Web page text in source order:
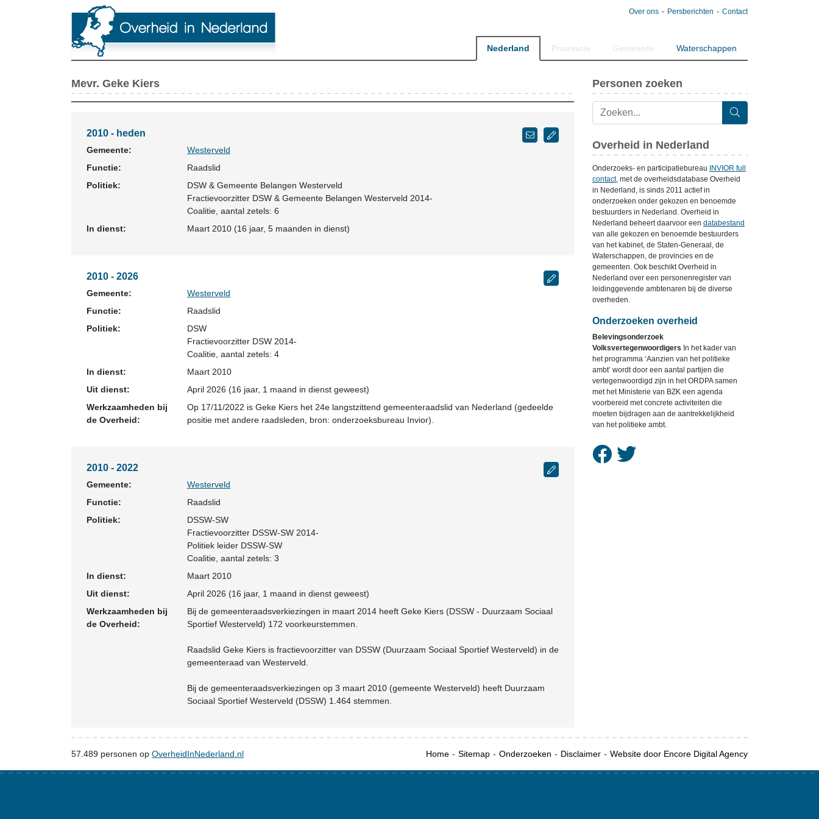
Over ons Persberichten Contact
Nederland Waterschappen
Mevr. Geke Kiers
2010 - heden
Gemeente:
Westerveld
Functie:
Raadslid
Politiek:
DSW & Gemeente Belangen Westerveld
Fractievoorzitter DSW & Gemeente Belangen Westerveld 2014-
Coalitie , aantal zetels: 6
In dienst:
Maart 2010 (16 jaar, 5 maanden in dienst)
2010 - 2026
Gemeente:
Westerveld
Functie:
Raadslid
Politiek:
DSW
Fractievoorzitter DSW 2014-
Coalitie , aantal zetels: 4
In dienst:
Maart 2010
Uit dienst:
April 2026 (16 jaar, 1 maand in dienst geweest)
Werkzaamheden bij
de Overheid:
Op 17/11/2022 is Geke Kiers het 24e langstzittend gemeenteraadslid van Nederland (gedeelde
positie met andere raadsleden, bron: onderzoeksbureau Invior).
2010 - 2022
Gemeente:
Westerveld
Functie:
Raadslid
Politiek:
DSSW-SW
Fractievoorzitter DSSW-SW 2014-
Politiek leider DSSW-SW
Coalitie , aantal zetels: 3
In dienst:
Maart 2010
Uit dienst:
April 2026 (16 jaar, 1 maand in dienst geweest)
Werkzaamheden bij
de Overheid:
Bij de gemeenteraadsverkiezingen in maart 2014 heeft Geke Kiers (DSSW - Duurzaam Sociaal
Sportief Westerveld) 172 voorkeurstemmen.
Raadslid Geke Kiers is fractievoorzitter van DSSW (Duurzaam Sociaal Sportief Westerveld) in de
gemeenteraad van Westerveld.
Bij de gemeenteraadsverkiezingen op 3 maart 2010 (gemeente Westerveld) heeft Duurzaam
Sociaal Sportief Westerveld (DSSW) 1.464 stemmen.
Personen zoeken
Overheid in Nederland
Onderzoeks- en participatiebureau
INVIOR full
contact, met de overheidsdatabase Overheid
in Nederland, is sinds 2011 actief in
onderzoeken onder gekozen en benoemde
bestuurders in Nederland. Overheid in
Nederland beheert daarvoor een databestand
van alle gekozen en benoemde bestuurders
van het kabinet, de Staten-Generaal, de
Waterschappen, de provincies en de
gemeenten. Ook beschikt Overheid in
Nederland over een personenregister van
leidinggevende ambtenaren bij de diverse
overheden.
Onderzoeken overheid
Belevingsonderzoek
Volksvertegenwoordigers In het kader van
het programma ‘Aanzien van het politieke
ambt’ wordt door een aantal partijen die
vertegenwoordigd zijn in het ORDPA samen
met het Ministerie van BZK een agenda
voorbereid met concrete activiteiten die
moeten bijdragen aan de aantrekkelijkheid
van het politieke ambt.
57.489 personen op OverheidInNederland.nl Home Sitemap Onderzoeken Disclaimer Website door Encore Digital Agency